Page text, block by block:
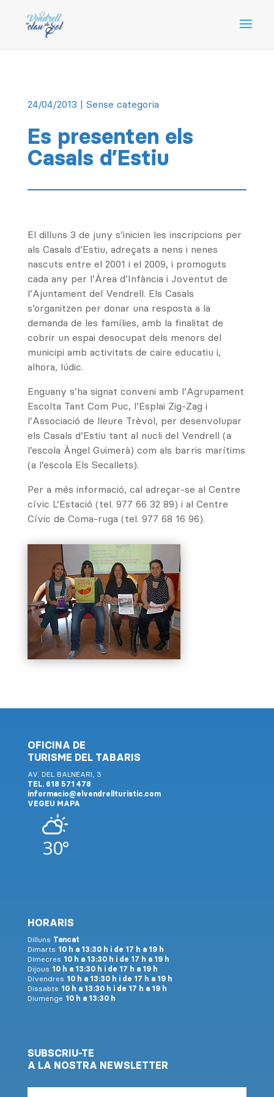
24/04/2013 | Sense categoria
Es presenten els
Casals d’Estiu
El dilluns 3 de juny s’inicien les inscripcions per
als Casals d’Estiu, adreçats a nens i nenes
nascuts entre el 2001 i el 2009, i promoguts
cada any per l’Àrea d’Infància i Joventut de
l’Ajuntament del Vendrell. Els Casals
s’organitzen per donar una resposta a la
demanda de les famílies, amb la finalitat de
cobrir un espai desocupat dels menors del
municipi amb activitats de caire educatiu i,
alhora, lúdic.
Enguany s’ha signat conveni amb l’Agrupament
Escolta Tant Com Puc, l’Esplai Zig-Zag i
l’Associació de lleure Trèvol, per desenvolupar
els Casals d’Estiu tant al nucli del Vendrell (a
l’escola Àngel Guimerà) com als barris marítims
(a l’escola Els Secallets).
Per a més informació, cal adreçar-se al Centre
cívic L’Estació (tel. 977 66 32 89) i al Centre
Cívic de Coma-ruga (tel. 977 68 16 96).
OFICINA DE
TURISME DEL TABARIS
AV. DEL BALNEARI, 3
TEL. 618 571 478
informacio@elvendrellturistic.com
VEGEU MAPA
30°
HORARIS
Dilluns Tancat
Dimarts 10 h a 13:30 h i de 17 h a 19 h
Dimecres 10 h a 13:30 h i de 17 h a 19 h
Dijous 10 h a 13:30 h i de 17 h a 19 h
Divendres 10 h a 13:30 h i de 17 h a 19 h
Dissabte 10 h a 13:30 h i de 17 h a 19 h
Diumenge 10 h a 13:30 h
SUBSCRIU-TE
A LA NOSTRA NEWSLETTER